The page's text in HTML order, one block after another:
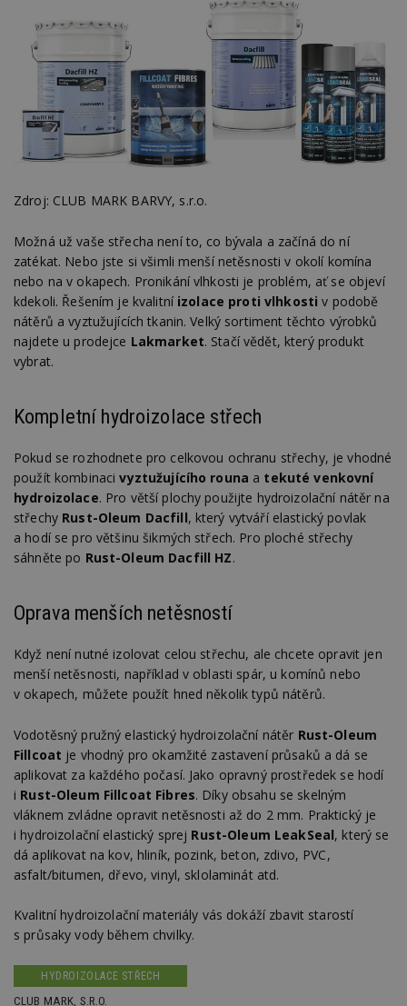
Zdroj: CLUB MARK BARVY, s.r.o.
Možná už vaše střecha není to, co bývala a začíná do ní
zatékat. Nebo jste si všimli menší netěsnosti v okolí komína
nebo na v okapech. Pronikání vlhkosti je problém, ať se objeví
kdekoli. Řešením je kvalitní izolace proti vlhkosti v podobě
nátěrů a vyztužujících tkanin. Velký sortiment těchto výrobků
najdete u prodejce Lakmarket. Stačí vědět, který produkt
vybrat.
Kompletní hydroizolace střech
Pokud se rozhodnete pro celkovou ochranu střechy, je vhodné
použít kombinacivyztužujícího rouna a tekuté venkovní
hydroizolace. Pro větší plochy použijte hydroizolační nátěr na
střechy Rust-Oleum Dacfill, který vytváří elastický povlak
a hodí se pro většinu šikmých střech. Pro ploché střechy
sáhněte po Rust-Oleum Dacfill HZ.
Oprava menších netěsností
Když není nutné izolovat celou střechu, ale chcete opravit jen
menší netěsnosti, například v oblasti spár, u komínů nebo
v okapech, můžete použít hned několik typů nátěrů.
Vodotěsný pružný elastický hydroizolační nátěr Rust-Oleum
Fillcoat je vhodný pro okamžité zastavení průsaků a dá se
aplikovat za každého počasí. Jako opravný prostředek se hodí
i Rust-Oleum Fillcoat Fibres. Díky obsahu se skelným
vláknem zvládne opravit netěsnosti až do 2 mm. Praktický je
i hydroizolační elastický sprej Rust-Oleum LeakSeal, který se
dá aplikovat na kov, hliník, pozink, beton, zdivo, PVC,
asfalt/bitumen, dřevo, vinyl, sklolaminát atd.
Kvalitní hydroizolační materiály vás dokáží zbavit starostí
s průsaky vody během chvilky.
HYDROIZOLACE STŘECH
CLUB MARK, S.R.O.